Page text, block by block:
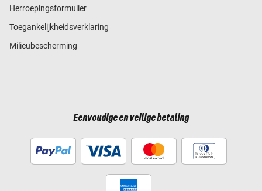
Herroepingsformulier
Toegankelijkheidsverklaring
Milieubescherming
Eenvoudige en veilige betaling